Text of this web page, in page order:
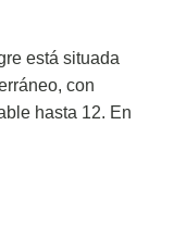
está situada
con
hasta 12. En